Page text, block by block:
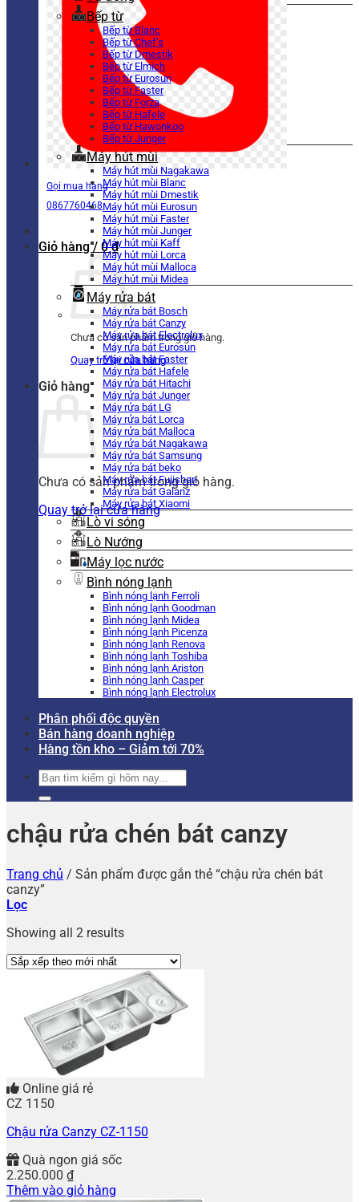
Gọi mua hàng
0867760468
Giỏ hàng / 0₫
Chưa có sản phẩm trong giỏ hàng.
Quay trở lại cửa hàng
Giỏ hàng
Chưa có sản phẩm trong giỏ hàng.
Quay trở lại cửa hàng
Bếp từ
Bếp từ Blanc
Bếp từ Chef’s
Bếp từ Dmestik
Bếp từ Elmich
Bếp từ Eurosun
Bếp từ Faster
Bếp từ Forza
Bếp từ Hafele
Bếp từ Hawonkoo
Bếp từ Junger
Máy hút mùi
Máy hút mùi Nagakawa
Máy hút mùi Blanc
Máy hút mùi Dmestik
Máy hút mùi Eurosun
Máy hút mùi Faster
Máy hút mùi Junger
Máy hút mùi Kaff
Máy hút mùi Lorca
Máy hút mùi Malloca
Máy hút mùi Midea
Máy rửa bát
Máy rửa bát Bosch
Máy rửa bát Canzy
Máy rửa bát Electrolux
Máy rửa bát Eurosun
Máy rửa bát Faster
Máy rửa bát Hafele
Máy rửa bát Hitachi
Máy rửa bát Junger
Máy rửa bát LG
Máy rửa bát Lorca
Máy rửa bát Malloca
Máy rửa bát Nagakawa
Máy rửa bát Samsung
Máy rửa bát beko
Máy rửa bát Fujishan
Máy rửa bát Galanz
Máy rửa bát Xiaomi
Lò vi sóng
Lò Nướng
Máy lọc nước
Bình nóng lạnh
Bình nóng lạnh Ferroli
Bình nóng lạnh Goodman
Bình nóng lạnh Midea
Bình nóng lạnh Picenza
Bình nóng lạnh Renova
Bình nóng lạnh Toshiba
Bình nóng lạnh Ariston
Bình nóng lạnh Casper
Bình nóng lạnh Electrolux
Phân phối độc quyền
Bán hàng doanh nghiệp
Hàng tồn kho – Giảm tới 70%
Tìm
kiếm:
chậu rửa chén bát canzy
Trang chủ / Sản phẩm được gắn thẻ “chậu rửa chén bát
canzy”
Lọc
Showing all 2 results
Online giá rẻ
CZ 1150
Chậu rửa Canzy CZ-1150
Quà ngon giá sốc
2.250.000 ₫
Thêm vào giỏ hàng